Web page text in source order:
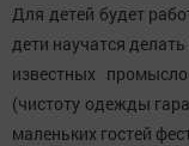
Для детей будет
дети научатся
известных
(чистоту одежды
маленьких гостей